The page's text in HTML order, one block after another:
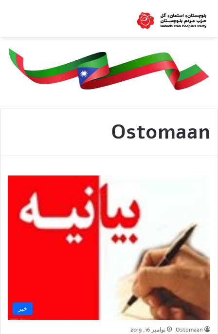
Ostomaan
خبر
Ostomaan نوامبر 16, 2019